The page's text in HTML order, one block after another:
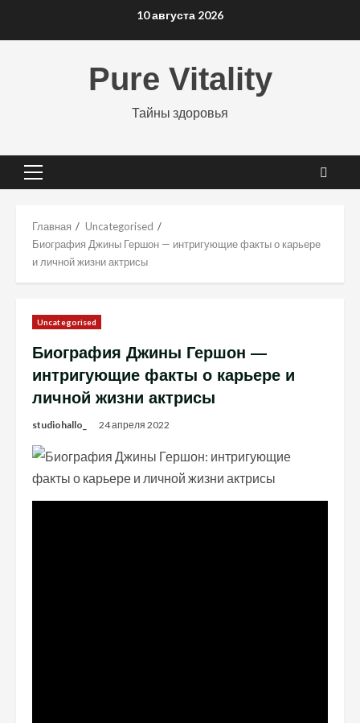
10 августа 2026
Pure Vitality
Тайны здоровья
Основное
Главная
Uncategorised
Биография Джины Гершон — интригующие факты о карьере
и личной жизни актрисы
Uncategorised
Биография Джины Гершон —
интригующие факты о карьере и
личной жизни актрисы
studiohallo_ 24 апреля 2022